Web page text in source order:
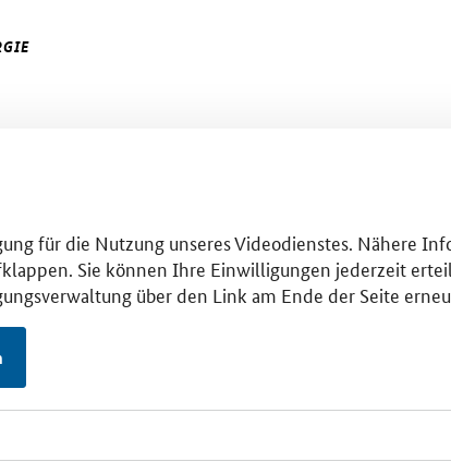
für die Nutzung unseres Videodienstes. Nähere
Sie können Ihre Einwilligungen jederzeit
über den Link am Ende der Seite